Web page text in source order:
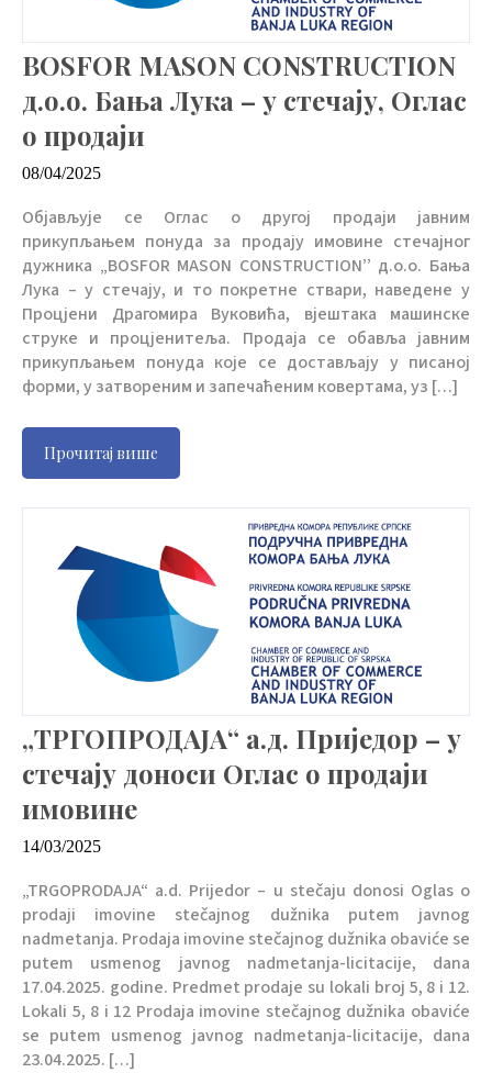
BOSFOR MASON CONSTRUCTION
д.о.о. Бања Лука – у стечају, Оглас
о продаји
08/04/2025
Објављује се Оглас о другој продаји јавним
прикупљањем понуда за продају имовине стечајног
дужника „BOSFOR MASON CONSTRUCTION’’ д.о.о. Бања
Лука – у стечају, и то покретне ствари, наведене у
Процјени Драгомира Вуковића, вјештака машинске
струке и процјенитеља. Продаја се обавља јавним
прикупљањем понуда које се достављају у писаној
форми, у затвореним и запечаћеним ковертама, уз […]
Прочитај више
„ТРГОПРОДАЈА“ а.д. Приједор – у
стечају доноси Оглас о продаји
имовине
14/03/2025
„TRGOPRODAJA“ a.d. Prijedor – u stečaju donosi Oglas o
prodaji imovine stečajnog dužnika putem javnog
nadmetanja. Prodaja imovine stečajnog dužnika obaviće se
putem usmenog javnog nadmetanja-licitacije, dana
17.04.2025. godine. Predmet prodaje su lokali broj 5, 8 i 12.
Lokali 5, 8 i 12 Prodaja imovine stečajnog dužnika obaviće
se putem usmenog javnog nadmetanja-licitacije, dana
23.04.2025. […]